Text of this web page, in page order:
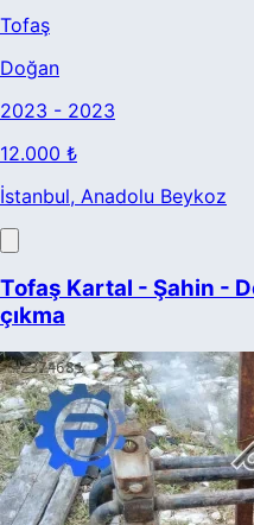
Tofaş
Doğan
2023 - 2023
12.000 ₺
İstanbul, Anadolu Beykoz
Tofaş Kartal - Şahin -
çıkma